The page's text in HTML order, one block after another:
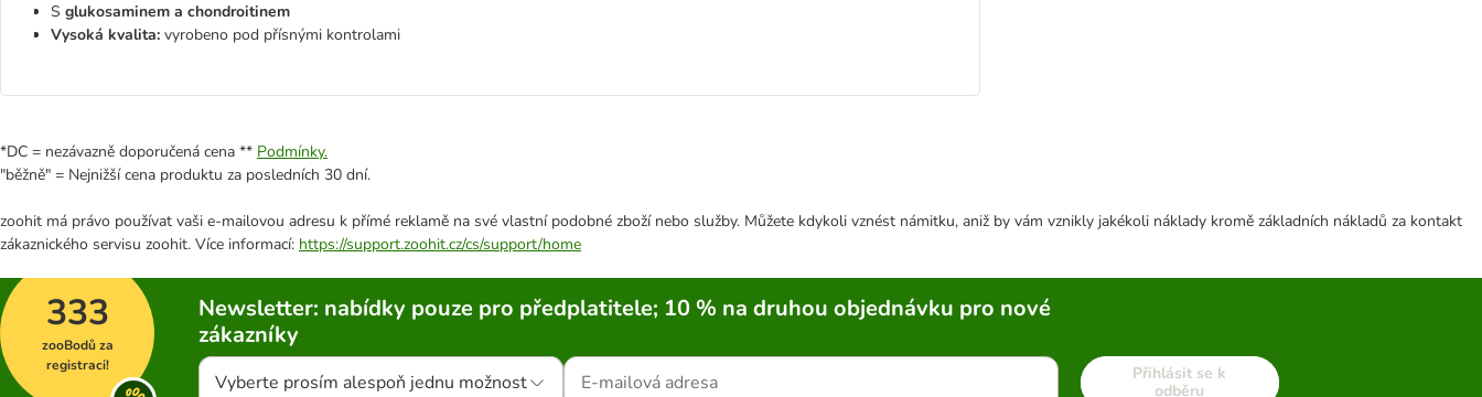
S glukosaminem a chondroitinem
Vysoká kvalita: vyrobeno pod přísnými kontrolami
*DC = nezávazně doporučená cena ** Podmínky.
"běžně" = Nejnižší cena produktu za posledních 30 dní.
zoohit má právo používat vaši e-mailovou adresu k přímé reklamě na své vlastní podobné zboží nebo služby. Můžete kdykoli vznést námitku, aniž by vám vznikly jakékoli náklady kromě základních nákladů za kontakt
zákaznického servisu zoohit. Více informací: https://support.zoohit.cz/cs/support/home
333
zooBodů za
registraci!
Newsletter: nabídky pouze pro předplatitele; 10 % na druhou objednávku pro nové
zákazníky
Vyberte prosím alespoň jednu možnost
Přihlásit se k
odběru